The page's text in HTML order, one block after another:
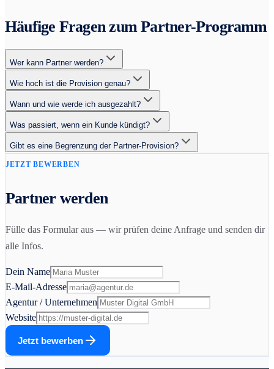
Häufige Fragen zum Partner-Programm
Wer kann Partner werden?
Wie hoch ist die Provision genau?
Wann und wie werde ich ausgezahlt?
Was passiert, wenn ein Kunde kündigt?
Gibt es eine Begrenzung der Partner-Provision?
JETZT BEWERBEN
Partner werden
Fülle das Formular aus — wir prüfen deine Anfrage und senden dir
alle Infos.
Dein Name
E-Mail-Adresse
Agentur / Unternehmen
Website
Jetzt bewerben